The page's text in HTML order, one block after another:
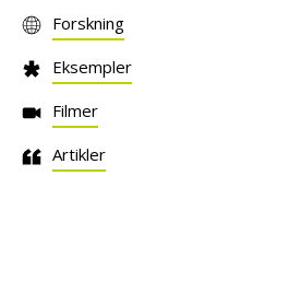
Forskning
Eksempler
Filmer
Artikler